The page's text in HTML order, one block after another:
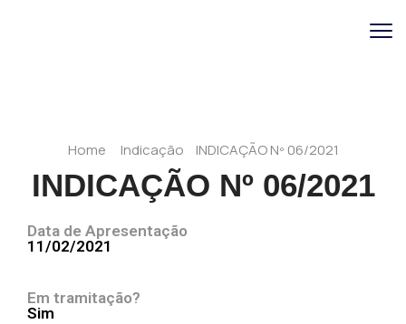
Home Indicação INDICAÇÃO Nº 06/2021
INDICAÇÃO Nº 06/2021
Data de Apresentação
11/02/2021
Em tramitação?
Sim